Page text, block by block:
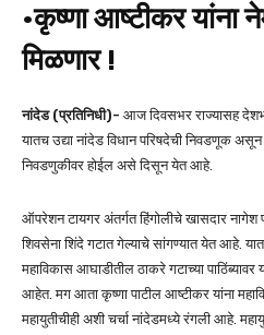
•कृष्णा आष्टीकर यांना
मिळणार !
नांदेड (प्रतिनिधी)- आज दिवसभर राज्यासह
यातच उद्या नांदेड विधान परिषदेची निवडणूक
निवडणुकीवर होईल असे दिसून येत आहे.
ऑपरेशन टायगर अंतर्गत हिंगोलीचे खासदार
शिवसेना शिंदे गटात गेल्याचे सांगण्यात येत आहे.
महाविकास आघाडीतील ठाकरे गटाच्या पाठिंब्यावर
आहेत. मग आता कृष्णा पाटील आष्टीकर यांना
महायुतीचीही अशी चर्चा नांदेडमध्ये रंगली आहे.